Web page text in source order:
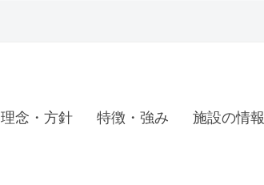
理念・方針 特徴・強み 施設の情報